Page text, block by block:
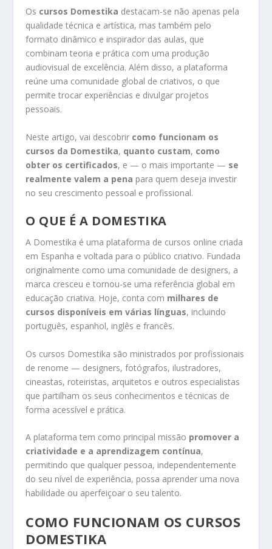
Os cursos Domestika destacam-se não apenas pela
qualidade técnica e artística, mas também pelo
formato dinâmico e inspirador das aulas, que
combinam teoria e prática com uma produção
audiovisual de excelência. Além disso, a plataforma
reúne uma comunidade global de criativos, o que
permite trocar experiências e divulgar projetos
pessoais.
Neste artigo, vai descobrir como funcionam os
cursos da Domestika, quanto custam, como
obter os certificados, e — o mais importante — se
realmente valem a pena para quem deseja investir
no seu crescimento pessoal e profissional.
O QUE É A DOMESTIKA
A Domestika é uma plataforma de cursos online criada
em Espanha e voltada para o público criativo. Fundada
originalmente como uma comunidade de designers, a
marca cresceu e tornou-se uma referência global em
educação criativa. Hoje, conta com milhares de
cursos disponíveis em várias línguas, incluindo
português, espanhol, inglês e francês.
Os cursos Domestika são ministrados por profissionais
de renome — designers, fotógrafos, ilustradores,
cineastas, roteiristas, arquitetos e outros especialistas
que partilham os seus conhecimentos e técnicas de
forma acessível e prática.
A plataforma tem como principal missão promover a
criatividade e a aprendizagem contínua,
permitindo que qualquer pessoa, independentemente
do seu nível de experiência, possa aprender uma nova
habilidade ou aperfeiçoar o seu talento.
COMO FUNCIONAM OS CURSOS
DOMESTIKA